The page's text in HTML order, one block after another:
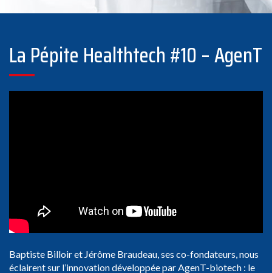
La Pépite Healthtech #10 – AgenT
Baptiste Billoir et Jérôme Braudeau, ses co-fondateurs, nous
éclairent sur l’innovation développée par AgenT-biotech : le